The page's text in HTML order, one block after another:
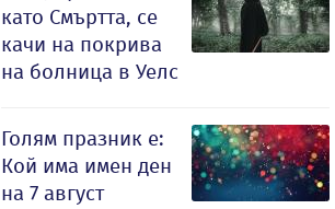
като Смъртта, се
качи на покрива
на болница в Уелс
Голям празник е:
Кой има имен ден
на 7 август